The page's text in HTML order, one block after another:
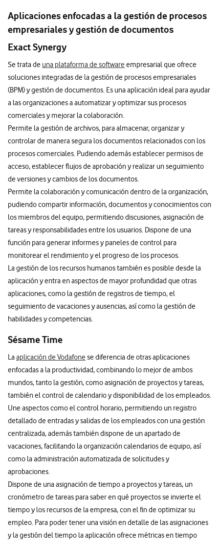
Aplicaciones enfocadas a la gestión de procesos
empresariales y gestión de documentos
Exact Synergy
Se trata de una plataforma de software empresarial que ofrece
soluciones integradas de la gestión de procesos empresariales
(BPM) y gestión de documentos. Es una aplicación ideal para ayudar
a las organizaciones a automatizar y optimizar sus procesos
comerciales y mejorar la colaboración.
Permite la gestión de archivos, para almacenar, organizar y
controlar de manera segura los documentos relacionados con los
procesos comerciales. Pudiendo además establecer permisos de
acceso, establecer flujos de aprobación y realizar un seguimiento
de versiones y cambios de los documentos.
Permite la colaboración y comunicación dentro de la organización,
pudiendo compartir información, documentos y conocimientos con
los miembros del equipo, permitiendo discusiones, asignación de
tareas y responsabilidades entre los usuarios. Dispone de una
función para generar informes y paneles de control para
monitorear el rendimiento y el progreso de los procesos.
La gestión de los recursos humanos también es posible desde la
aplicación y entra en aspectos de mayor profundidad que otras
aplicaciones, como la gestión de registros de tiempo, el
seguimiento de vacaciones y ausencias, así como la gestión de
habilidades y competencias.
Sésame Time
Laaplicación de Vodafone se diferencia de otras aplicaciones
enfocadas a la productividad, combinando lo mejor de ambos
mundos, tanto la gestión, como asignación de proyectos y tareas,
también el control de calendario y disponibilidad de los empleados.
Une aspectos como el control horario, permitiendo un registro
detallado de entradas y salidas de los empleados con una gestión
centralizada, además también dispone de un apartado de
vacaciones, facilitando la organización calendarios de equipo, así
como la administración automatizada de solicitudes y
aprobaciones.
Dispone de una asignación de tiempo a proyectos y tareas, un
cronómetro de tareas para saber en qué proyectos se invierte el
tiempo y los recursos de la empresa, con el fin de optimizar su
empleo. Para poder tener una visión en detalle de las asignaciones
y la gestión del tiempo la aplicación ofrece métricas en tiempo